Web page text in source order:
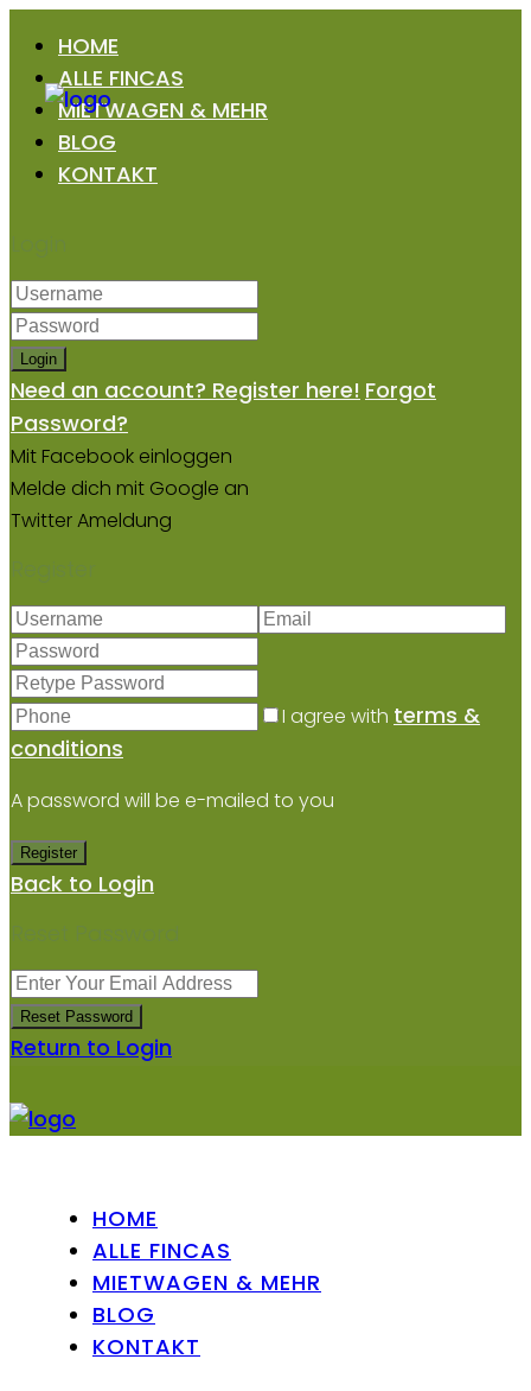
HOME
ALLE FINCAS
MIETWAGEN & MEHR
BLOG
KONTAKT
Login
Login
Need an account? Register here! Forgot
Password?
Mit Facebook einloggen
Melde dich mit Google an
Twitter Ameldung
Register
I agree with terms &
conditions
A password will be e-mailed to you
Register
Back to Login
Reset Password
Reset Password
Return to Login
HOME
ALLE FINCAS
MIETWAGEN & MEHR
BLOG
KONTAKT